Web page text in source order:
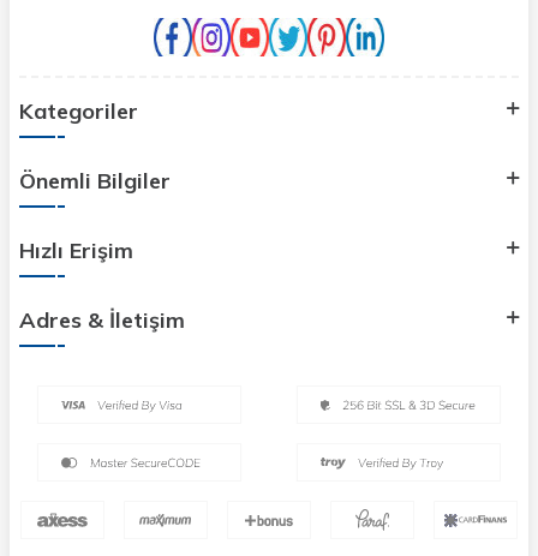
Kategoriler
Önemli Bilgiler
Hızlı Erişim
Adres & İletişim